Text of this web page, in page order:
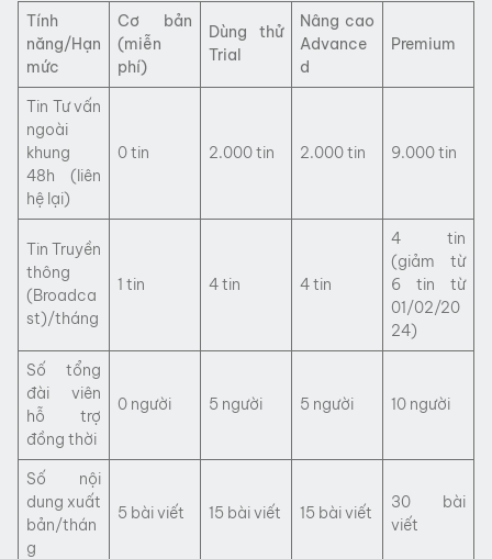
Tính
năng/Hạn
mức
Cơ bản
(miễn
phí)
Dùng thử
Trial
Nâng cao
Advance
d
Premium
Tin Tư vấn
ngoài
khung
48h (liên
hệ lại)
0 tin 2.000 tin 2.000 tin 9.000 tin
Tin Truyền
thông
(Broadca
st)/tháng
1 tin 4 tin 4 tin
4 tin
(giảm từ
6 tin từ
01/02/20
24)
Số tổng
đài viên
hỗ trợ
đồng thời
0 người 5 người 5 người 10 người
Số nội
dung xuất
bản/thán
g
5 bài viết 15 bài viết 15 bài viết
30 bài
viết